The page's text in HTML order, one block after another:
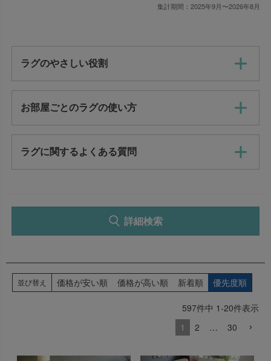
集計期間：2025年9月〜2026年8月
ラグのやさしい役割
お部屋ごとのラグの使い方
ラグに関するよくある質問
詳細検索
在庫なし商品
在庫なし商品を表示しない
並び替え 価格が安い順 価格が高い順 新着順 優先度順
597件中 1-20件表示
1
2 … 30